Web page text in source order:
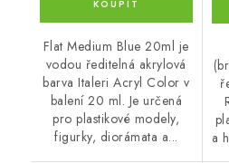
Flat Medium Blue 20ml je
vodou ředitelná akrylová
barva Italeri Acryl Color v
balení 20 ml. Je určená
pro plastikové modely,
figurky, diorámata a...
a